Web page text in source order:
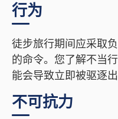
行为
徒步旅行期间应采取
的命令。您了解不当
能会导致立即被驱逐
不可抗力